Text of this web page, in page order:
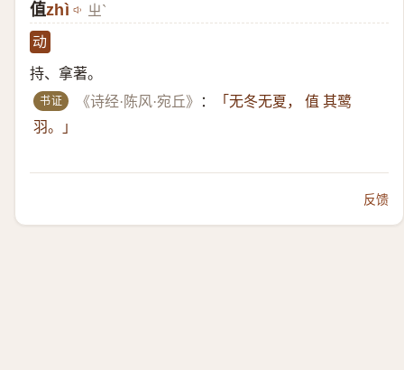
值zhì ㄓˋ
动
持、拿著。
书证 《诗经·陈风·宛丘》 ：
「无冬无夏， 值 其鹭
羽。」
反馈